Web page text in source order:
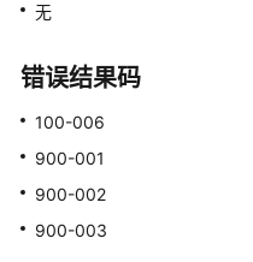
时
检:qualitycontrol
无
错误结果码
100-006
900-001
900-002
900-003